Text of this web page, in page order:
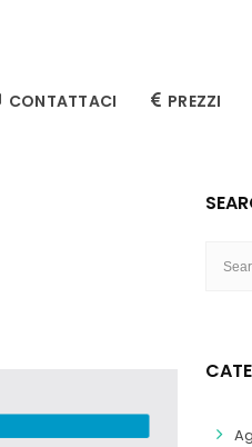
CONTATTACI PREZZI